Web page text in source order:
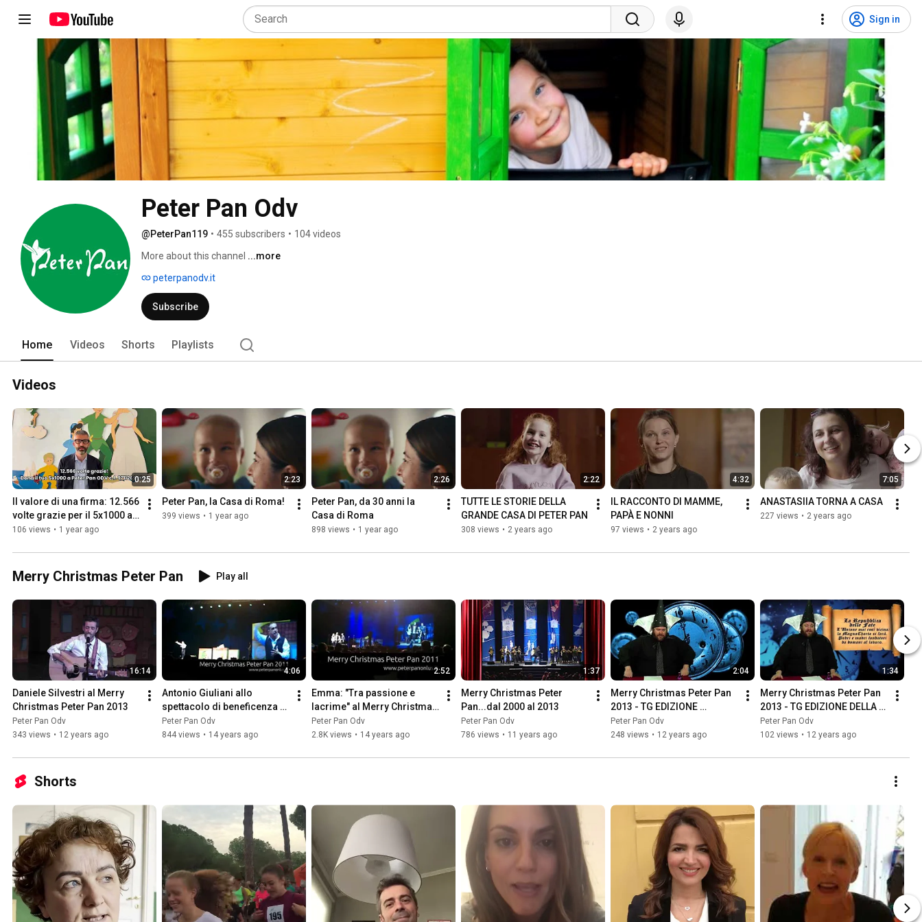
Sign in
Peter Pan Odv
@PeterPan119 • 455 subscribers • 104 videos
More about this channel ...more
peterpanodv.it
Subscribe
Home Videos Shorts Playlists
Videos
0:25
Il valore di una firma: 12.566
volte grazie per il 5x1000 a
Peter Pan ODV
106 views • 1 year ago
2:23
Peter Pan, la Casa di Roma!
399 views • 1 year ago
2:26
Peter Pan, da 30 anni la
Casa di Roma
898 views • 1 year ago
2:22
TUTTE LE STORIE DELLA
GRANDE CASA DI PETER PAN
308 views • 2 years ago
4:32
IL RACCONTO DI MAMME,
PAPÀ E NONNI
97 views • 2 years ago
7:05
ANASTASIIA TORNA A CASA
227 views • 2 years ago
Merry Christmas Peter Pan Play all
16:14
Daniele Silvestri al Merry
Christmas Peter Pan 2013
Peter Pan Odv
343 views • 12 years ago
4:06
Antonio Giuliani allo
spettacolo di beneficenza
Merry Christmas Peter Pan
2011
Peter Pan Odv
844 views • 14 years ago
2:52
Emma: "Tra passione e
lacrime" al Merry Christmas
Peter Pan
Peter Pan Odv
2.8K views • 14 years ago
1:37
Merry Christmas Peter
Pan...dal 2000 al 2013
Peter Pan Odv
786 views • 11 years ago
2:04
Merry Christmas Peter Pan
2013 - TG EDIZIONE
STRAORDINARIA
Peter Pan Odv
248 views • 12 years ago
1:34
Merry Christmas Peter Pan
2013 - TG EDIZIONE DELLA
NOTTE
Peter Pan Odv
102 views • 12 years ago
Shorts